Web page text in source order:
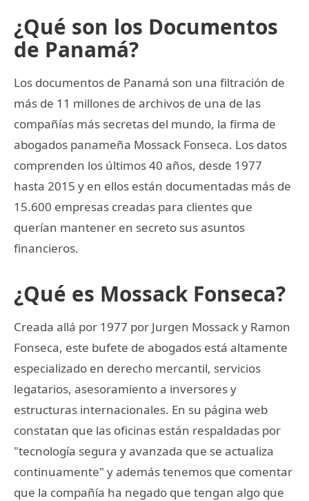
¿Qué son los Documentos
de Panamá?
Los documentos de Panamá son una filtración de
más de 11 millones de archivos de una de las
compañías más secretas del mundo, la firma de
abogados panameña Mossack Fonseca. Los datos
comprenden los últimos 40 años, desde 1977
hasta 2015 y en ellos están documentadas más de
15.600 empresas creadas para clientes que
querían mantener en secreto sus asuntos
financieros.
¿Qué es Mossack Fonseca?
Creada allá por 1977 por Jurgen Mossack y Ramon
Fonseca, este bufete de abogados está altamente
especializado en derecho mercantil, servicios
legatarios, asesoramiento a inversores y
estructuras internacionales. En su página web
constatan que las oficinas están respaldadas por
"tecnología segura y avanzada que se actualiza
continuamente" y además tenemos que comentar
que la compañía ha negado que tengan algo que